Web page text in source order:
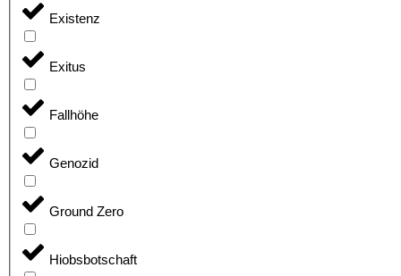
Existenz
Exitus
Fallhöhe
Genozid
Ground Zero
Hiobsbotschaft